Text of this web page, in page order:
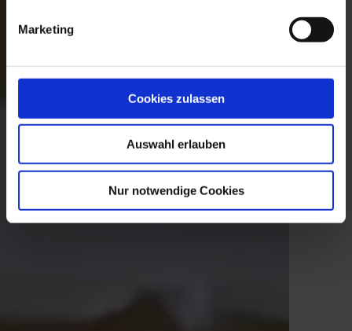
Marketing
Cookies zulassen
Auswahl erlauben
Nur notwendige Cookies